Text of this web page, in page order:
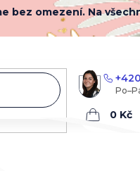
bez omezení. Na
Nákupní